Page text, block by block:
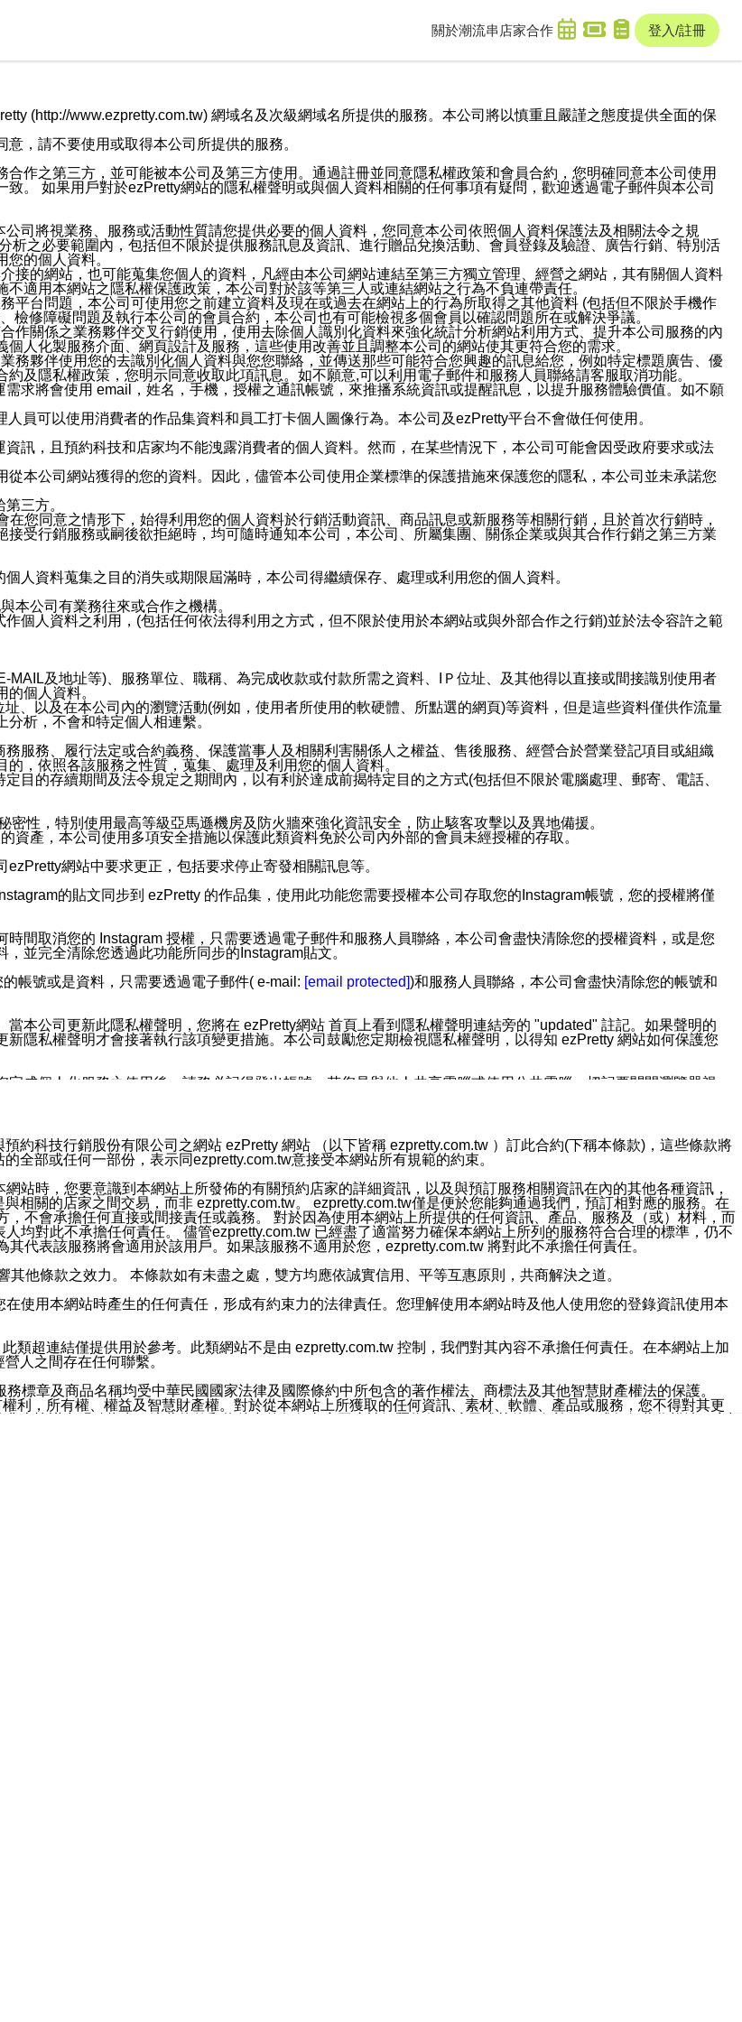
關於潮流串 店家合作 登入/註冊
(http://www.ezpretty.com.tw) 網域名及次級網域名所提供的服務。本公司將以慎重且嚴謹之態度提供全面的保
，請不要使用或取得本公司所提供的服務。
作之第三方，並可能被本公司及第三方使用。通過註冊並同意隱私權政策和會員合約，您明確同意本公司使用
。 如果用戶對於ezPretty網站的隱私權聲明或與個人資料相關的任何事項有疑問，歡迎透過電子郵件與本公司
司將視業務、服務或活動性質請您提供必要的個人資料，您同意本公司依照個人資料保護法及相關法令之規
之必要範圍內，包括但不限於提供服務訊息及資訊、進行贈品兌換活動、會員登錄及驗證、廣告行銷、特別活
的個人資料。
接的網站，也可能蒐集您個人的資料，凡經由本公司網站連結至第三方獨立管理、經營之網站，其有關個人資料
適用本網站之隱私權保護政策，本公司對於該等第三人或連結網站之行為不負連帶責任。
平台問題，本公司可使用您之前建立資料及現在或過去在網站上的行為所取得之其他資料 (包括但不限於手機作
修障礙問題及執行本公司的會員合約，本公司也有可能檢視多個會員以確認問題所在或解決爭議。
作關係之業務夥伴交叉行銷使用，使用去除個人識別化資料來強化統計分析網站利用方式、提升本公司服務的內
人化製服務介面、網頁設計及服務，這些使用改善並且調整本公司的網站使其更符合您的需求。
務夥伴使用您的去識別化個人資料與您您聯絡，並傳送那些可能符合您興趣的訊息給您，例如特定標題廣告、優
及隱私權政策，您明示同意收取此項訊息。如不願意,可以利用電子郵件和服務人員聯絡請客服取消功能。
求將會使用 email，姓名，手機，授權之通訊帳號，來推播系統資訊或提醒訊息，以提升服務體驗價值。如不願
員可以使用消費者的作品集資料和員工打卡個人圖像行為。本公司及ezPretty平台不會做任何使用。
訊，且預約科技和店家均不能洩露消費者的個人資料。然而，在某些情況下，本公司可能會因受政府要求或法
本公司網站獲得的您的資料。因此，儘管本公司使用企業標準的保護措施來保護您的隱私，本公司並未承諾您
三方。
您同意之情形下，始得利用您的個人資料於行銷活動資訊、商品訊息或新服務等相關行銷，且於首次行銷時，
受行銷服務或嗣後欲拒絕時，均可隨時通知本公司，本公司、所屬集團、關係企業或與其合作行銷之第三方業
人資料蒐集之目的消失或期限屆滿時，本公司得繼續保存、處理或利用您的個人資料。
本公司有業務往來或合作之機構。
個人資料之利用，(包括任何依法得利用之方式，但不限於使用於本網站或與外部合作之行銷)並於法令容許之範
及地址等)、服務單位、職稱、為完成收款或付款所需之資料、IＰ位址、及其他得以直接或間接識別使用者
個人資料。
、以及在本公司內的瀏覽活動(例如，使用者所使用的軟硬體、所點選的網頁)等資料，但是這些資料僅供作流量
析，不會和特定個人相連繫。
服務、履行法定或合約義務、保護當事人及相關利害關係人之權益、售後服務、經營合於營業登記項目或組織
，依照各該服務之性質，蒐集、處理及利用您的個人資料。
目的存續期間及法令規定之期間內，以有利於達成前揭特定目的之方式(包括但不限於電腦處理、郵寄、電話、
性，特別使用最高等級亞馬遜機房及防火牆來強化資訊安全，防止駭客攻擊以及異地備援。
產，本公司使用多項安全措施以保護此類資料免於公司內外部的會員未經授權的存取。
網站中要求更正，包括要求停止寄發相關訊息等。
的貼文同步到 ezPretty 的作品集，使用此功能您需要授權本公司存取您的Instagram帳號，您的授權將僅
間取消您的 Instagram 授權，只需要透過電子郵件和服務人員聯絡，本公司會盡快清除您的授權資料，或是您
並完全清除您透過此功能所同步的Instagram貼文。
帳號或是資料，只需要透過電子郵件( e-mail: [email protected])和服務人員聯絡，本公司會盡快清除您的帳號和
本公司更新此隱私權聲明，您將在 ezPretty網站 首頁上看到隱私權聲明連結旁的 "updated" 註記。如果聲明的
隱私權聲明才會接著執行該項變更措施。本公司鼓勵您定期檢視隱私權聲明，以得知 ezPretty 網站如何保護您
成個人化服務之使用後，請務必記得登出帳號。若您是與他人共享電腦或使用公共電腦，切記要關閉瀏覽器視
網站各項服務之資料或電子郵件供您參考。您能依照該資料或電子郵件所指示之方法、說明或功能連結，隨時
務好友，您仍可接收到通知型訊息。
他目的的訊息皆不會被傳送。滿足以下三個條件者，將可收到通知型訊息。
。
官方帳號的通知型訊息。
約科技行銷股份有限公司之網站 ezPretty 網站 （以下皆稱 ezpretty.com.tw ）訂此合約(下稱本條款)，這些條款將
全部或任何一部份，表示同ezpretty.com.tw意接受本網站所有規範的約束。
站時，您要意識到本網站上所發佈的有關預約店家的詳細資訊，以及與預訂服務相關資訊在內的其他各種資訊，
相關的店家之間交易，而非 ezpretty.com.tw。 ezpretty.com.tw僅是便於您能夠通過我們，預訂相對應的服務。在
不會承擔任何直接或間接責任或義務。 對於因為使用本網站上所提供的任何資訊、產品、服務及（或）材料，而
均對此不承擔任何責任。 儘管ezpretty.com.tw 已經盡了適當努力確保本網站上所列的服務符合合理的標準，仍不
代表該服務將會適用於該用戶。如果該服務不適用於您，ezpretty.com.tw 將對此不承擔任何責任。
他條款之效力。 本條款如有未盡之處，雙方均應依誠實信用、平等互惠原則，共商解決之道。
使用本網站時產生的任何責任，形成有約束力的法律責任。您理解使用本網站時及他人使用您的登錄資訊使用本
類超連結僅提供用於參考。此類網站不是由 ezpretty.com.tw 控制，我們對其內容不承擔任何責任。在本網站上加
人之間存在任何聯繫。
標章及商品名稱均受中華民國國家法律及國際條約中所包含的著作權法、商標法及其他智慧財產權法的保護。
利，所有權、權益及智慧財產權。對於從本網站上所獲取的任何資訊、素材、軟體、產品或服務，您不得對其更